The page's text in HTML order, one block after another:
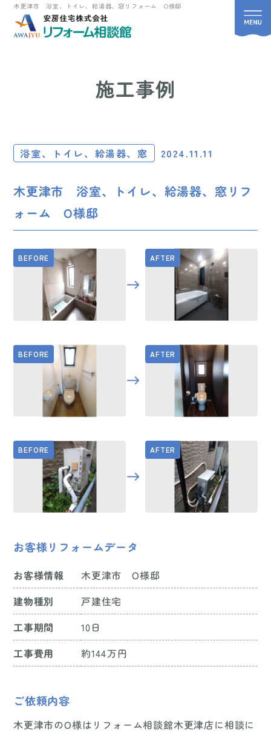
木更津市 浴室、トイレ、給湯器、窓リフォーム O様邸
施工事例
浴室、トイレ、給湯器、窓 2024.11.11
木更津市 浴室、トイレ、給湯器、窓リフ
ォーム O様邸
お客様リフォームデータ
お客様情報 木更津市 O様邸
建物種別 戸建住宅
工事期間 10日
工事費用 約144万円
ご依頼内容
木更津市のO様はリフォーム相談館木更津店に相談に